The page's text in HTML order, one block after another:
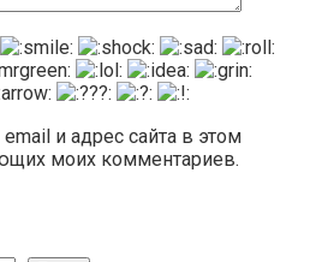
и адрес сайта в этом
моих комментариев.